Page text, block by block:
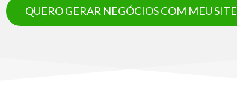
QUERO GERAR NEGÓCIOS COM MEU SITE